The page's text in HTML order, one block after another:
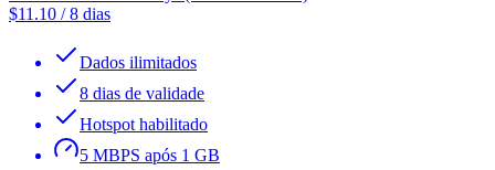
$11.10 /8 dias
Dados ilimitados
8 dias de validade
Hotspot habilitado
5 MBPS após 1 GB